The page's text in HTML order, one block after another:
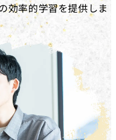
効率的学習を提供しま